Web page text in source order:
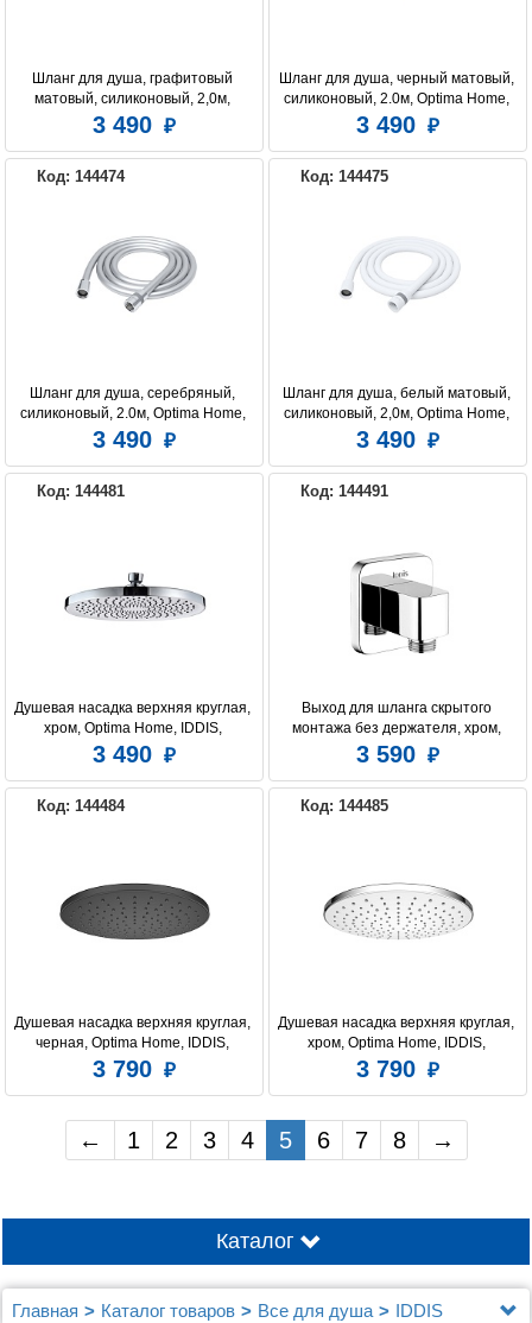
Шланг для душа, графитовый
матовый, силиконовый, 2,0м,
Optima Home, IDDIS, OPH20GLi19
3 490
Шланг для душа, черный матовый,
силиконовый, 2.0м, Optima Home,
IDDIS, OPH20BLi19
3 490
Код: 144474
Шланг для душа, серебряный,
силиконовый, 2.0м, Optima Home,
IDDIS, OPH20SLi19
3 490
Код: 144475
Шланг для душа, белый матовый,
силиконовый, 2,0м, Optima Home,
IDDIS, OPH20WLi19
3 490
Код: 144481
Душевая насадка верхняя круглая,
хром, Optima Home, IDDIS,
OPH25CPi64
3 490
Код: 144491
Выход для шланга скрытого
монтажа без держателя, хром,
Slide, IDDIS, SLISB00i62
3 590
Код: 144484
Душевая насадка верхняя круглая,
черная, Optima Home, IDDIS,
OPH22BRi64
3 790
Код: 144485
Душевая насадка верхняя круглая,
хром, Optima Home, IDDIS,
OPH22CRi64
3 790
← 1 2 3 4 5 6 7 8 →
Каталог
Главная Каталог товаров Все для душа IDDIS